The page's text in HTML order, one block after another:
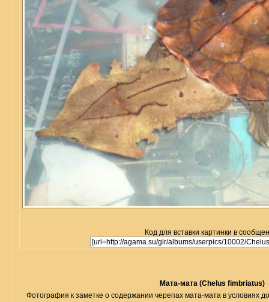
Код для вставки картинки в
Мата-мата (Chelus fimbriatus)
Фотография к заметке о содержании черепах мата-мата в условиях